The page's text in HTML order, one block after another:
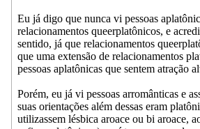
Eu já digo que nunca vi pessoas
relacionamentos queerplatônicos, e
sentido, já que relacionamentos
que uma extensão de relacionamentos
pessoas aplatônicas que sentem atração
Porém, eu já vi pessoas arromânticas e
suas orientações além dessas eram
utilizassem lésbica aroace ou bi aroace,